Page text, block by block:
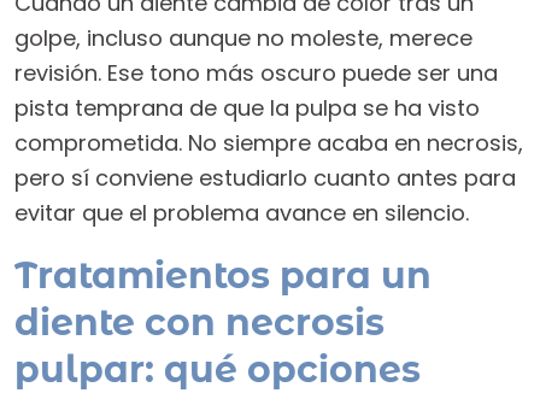
golpe, incluso aunque no moleste, merece
revisión. Ese tono más oscuro puede ser una
pista temprana de que la pulpa se ha visto
comprometida. No siempre acaba en necrosis,
pero sí conviene estudiarlo cuanto antes para
evitar que el problema avance en silencio.
Tratamientos para un
diente con necrosis
pulpar: qué opciones